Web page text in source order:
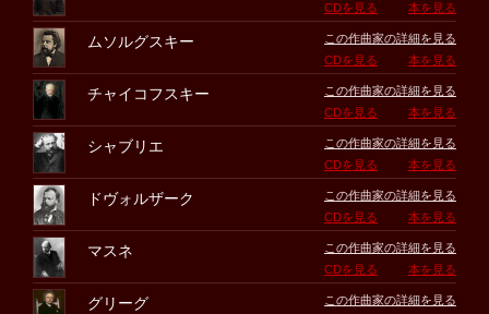
CDを見る
本を見る
ムソルグスキー
この作曲家の詳細を見る
CDを見る
本を見る
チャイコフスキー
この作曲家の詳細を見る
CDを見る
本を見る
シャブリエ
この作曲家の詳細を見る
CDを見る
本を見る
ドヴォルザーク
この作曲家の詳細を見る
CDを見る
本を見る
マスネ
この作曲家の詳細を見る
CDを見る
本を見る
グリーグ
この作曲家の詳細を見る